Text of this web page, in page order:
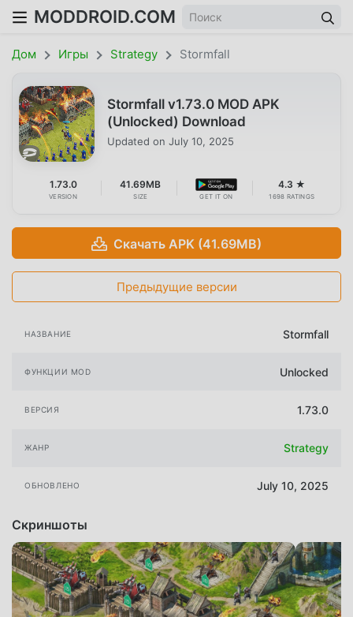
MODDROID.COM
Дом Игры Strategy Stormfall
Stormfall v1.73.0 MOD APK
(Unlocked) Download
Updated on July 10, 2025
1.73.0
VERSION
41.69MB
SIZE GET IT ON
4.3 ★
1698 RATINGS
Скачать APK (41.69MB)
Предыдущие версии
НАЗВАНИЕ Stormfall
ФУНКЦИИ MOD Unlocked
ВЕРСИЯ 1.73.0
ЖАНР Strategy
ОБНОВЛЕНО July 10, 2025
Скриншоты